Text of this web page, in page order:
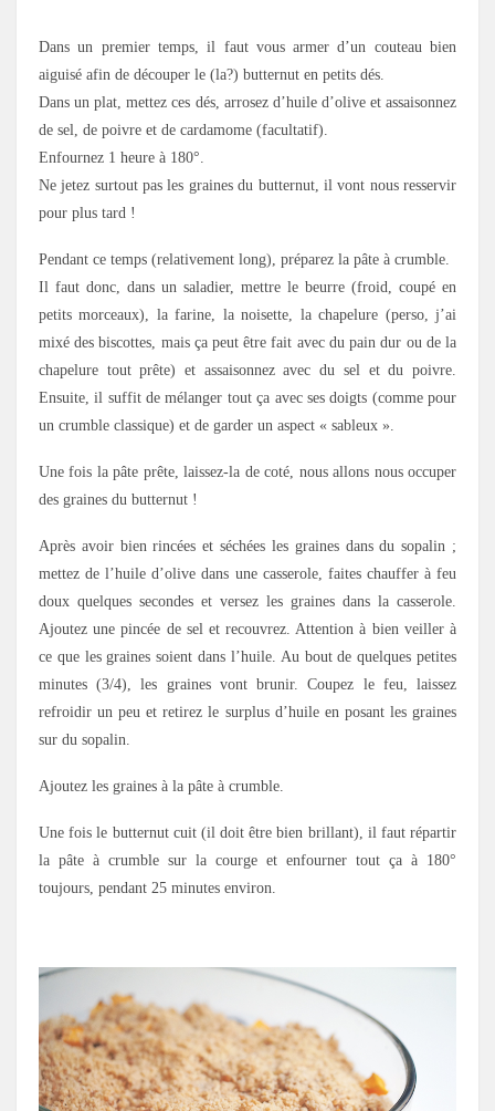
Dans un premier temps, il faut vous armer d’un couteau bien
aiguisé afin de découper le (la?) butternut en petits dés.
Dans un plat, mettez ces dés, arrosez d’huile d’olive et assaisonnez
de sel, de poivre et de cardamome (facultatif).
Enfournez 1 heure à 180°.
Ne jetez surtout pas les graines du butternut, il vont nous resservir
pour plus tard !
Pendant ce temps (relativement long), préparez la pâte à crumble.
Il faut donc, dans un saladier, mettre le beurre (froid, coupé en
petits morceaux), la farine, la noisette, la chapelure (perso, j’ai
mixé des biscottes, mais ça peut être fait avec du pain dur ou de la
chapelure tout prête) et assaisonnez avec du sel et du poivre.
Ensuite, il suffit de mélanger tout ça avec ses doigts (comme pour
un crumble classique) et de garder un aspect « sableux ».
Une fois la pâte prête, laissez-la de coté, nous allons nous occuper
des graines du butternut !
Après avoir bien rincées et séchées les graines dans du sopalin ;
mettez de l’huile d’olive dans une casserole, faites chauffer à feu
doux quelques secondes et versez les graines dans la casserole.
Ajoutez une pincée de sel et recouvrez. Attention à bien veiller à
ce que les graines soient dans l’huile. Au bout de quelques petites
minutes (3/4), les graines vont brunir. Coupez le feu, laissez
refroidir un peu et retirez le surplus d’huile en posant les graines
sur du sopalin.
Ajoutez les graines à la pâte à crumble.
Une fois le butternut cuit (il doit être bien brillant), il faut répartir
la pâte à crumble sur la courge et enfourner tout ça à 180°
toujours, pendant 25 minutes environ.